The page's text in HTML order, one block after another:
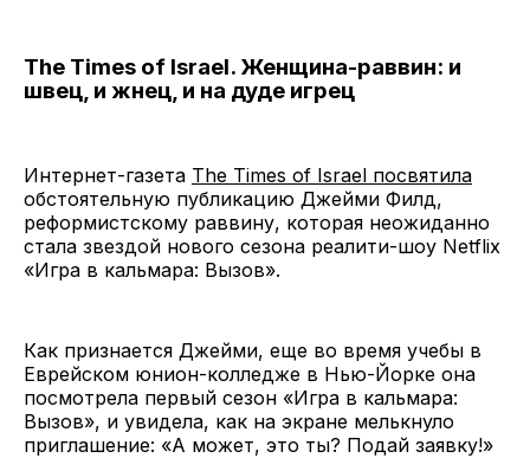
The Times of Israel. Женщина-раввин: и
швец, и жнец, и на дуде игрец
Интернет-газета The Times of Israel посвятила
обстоятельную публикацию Джейми Филд,
реформистскому раввину, которая неожиданно
стала звездой нового сезона реалити-шоу Netflix
«Игра в кальмара: Вызов».
Как признается Джейми, еще во время учебы в
Еврейском юнион-колледже в Нью-Йорке она
посмотрела первый сезон «Игра в кальмара:
Вызов», и увидела, как на экране мелькнуло
приглашение: «А может, это ты? Подай заявку!»